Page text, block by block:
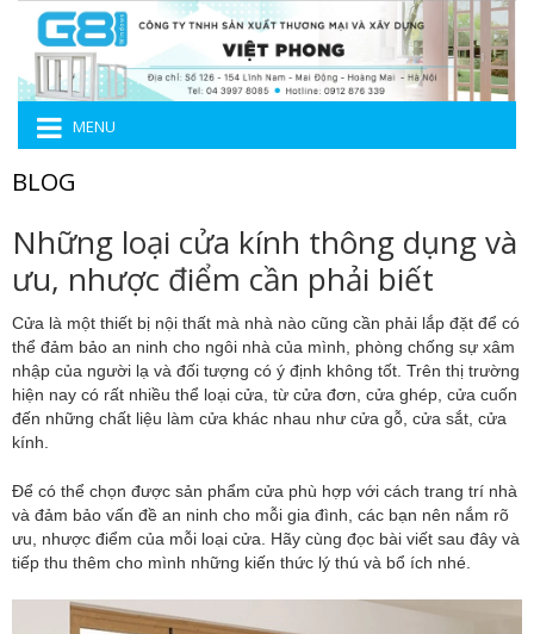
MENU
BLOG
Những loại cửa kính thông dụng và
ưu, nhược điểm cần phải biết
Cửa là một thiết bị nội thất mà nhà nào cũng cần phải lắp đặt để có
thể đảm bảo an ninh cho ngôi nhà của mình, phòng chống sự xâm
nhập của người lạ và đối tượng có ý định không tốt. Trên thị trường
hiện nay có rất nhiều thể loại cửa, từ cửa đơn, cửa ghép, cửa cuốn
đến những chất liệu làm cửa khác nhau như cửa gỗ, cửa sắt, cửa
kính.
Để có thể chọn được sản phẩm cửa phù hợp với cách trang trí nhà
và đảm bảo vấn đề an ninh cho mỗi gia đình, các bạn nên nắm rõ
ưu, nhược điểm của mỗi loại cửa. Hãy cùng đọc bài viết sau đây và
tiếp thu thêm cho mình những kiến thức lý thú và bổ ích nhé.